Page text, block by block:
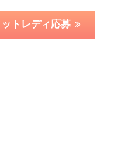
トレディ応募